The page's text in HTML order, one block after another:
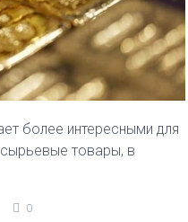
более интересными для
товары, в
0